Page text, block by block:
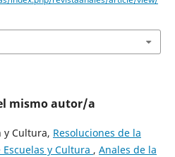
mismo autor/a
y Cultura, Resoluciones de la
y Cultura , Anales de la